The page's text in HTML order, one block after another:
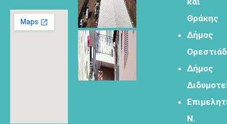
Φόρμα
εγγραφής
στα
εργαστήρια
δημιυοργικού
τουρισμού
Θράκης
Δήμος
Δήμος
Ν.